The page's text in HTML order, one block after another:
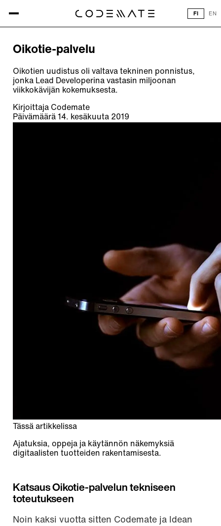
FI EN
Kaikki artikkelit
Oikotie-palvelu
Oikotien uudistus oli valtava tekninen ponnistus,
jonka Lead Developerina vastasin miljoonan
viikkokävijän kokemuksesta.
Kirjoittaja Codemate
Päivämäärä 14. kesäkuuta 2019
Tässä artikkelissa
Ajatuksia, oppeja ja käytännön näkemyksiä
digitaalisten tuotteiden rakentamisesta.
Katsaus Oikotie-palvelun tekniseen
toteutukseen
Noin kaksi vuotta sitten Codemate ja Idean